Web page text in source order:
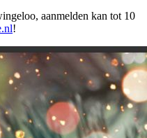
aanmelden kan tot 10
!